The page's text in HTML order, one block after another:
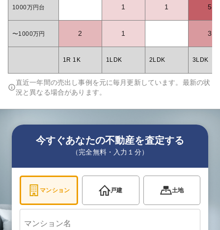
1000万円台 1 1 5
〜1000万円 2 1 3
1R 1K 1LDK 2LDK 3LDK
直近一年間の売出し事例を元に毎月更新しています。最新の状
況と異なる場合があります。
今すぐあなたの不動産を査定する
（完全無料・入力１分）
マンション 戸建 土地